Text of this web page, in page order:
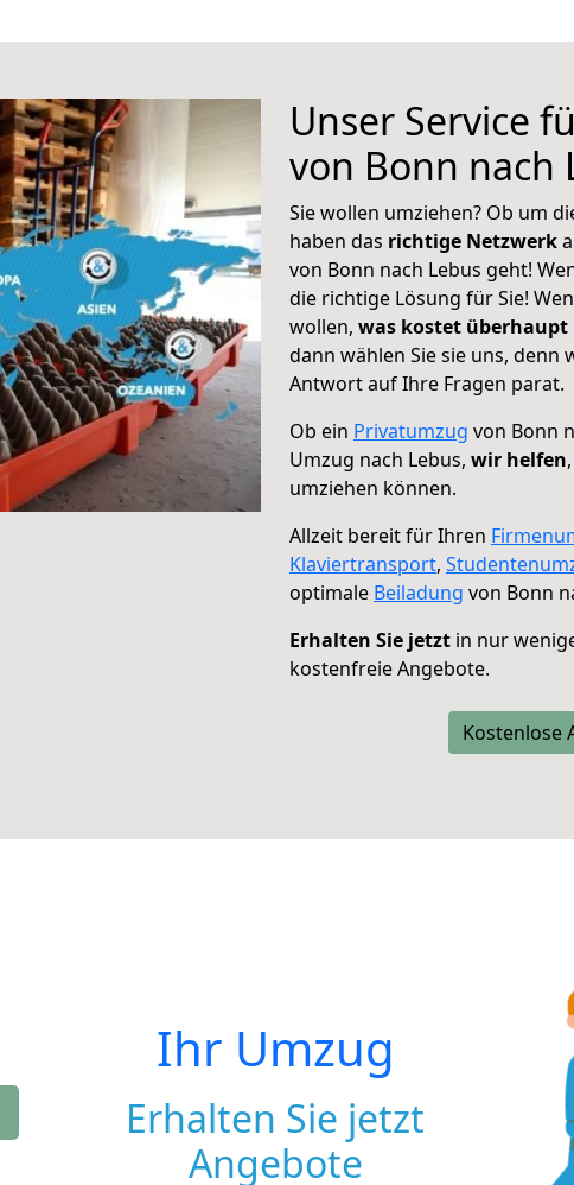
Unser Service
von Bonn nach
Sie wollen umziehen? Ob um
haben das richtige Netzwerk
von Bonn nach Lebus geht!
die richtige Lösung für Sie!
wollen, was kostet überhaupt
dann wählen Sie sie uns, denn
Antwort auf Ihre Fragen parat.
Ob ein Privatumzug von Bonn
Umzug nach Lebus, wir helfen
umziehen können.
Allzeit bereit für Ihren
Klaviertransport,
optimale Beiladung von Bonn
Erhalten Sie jetzt in nur
kostenfreie Angebote.
Kostenlose
Ihr Umzug
Erhalten Sie jetzt
Angebote